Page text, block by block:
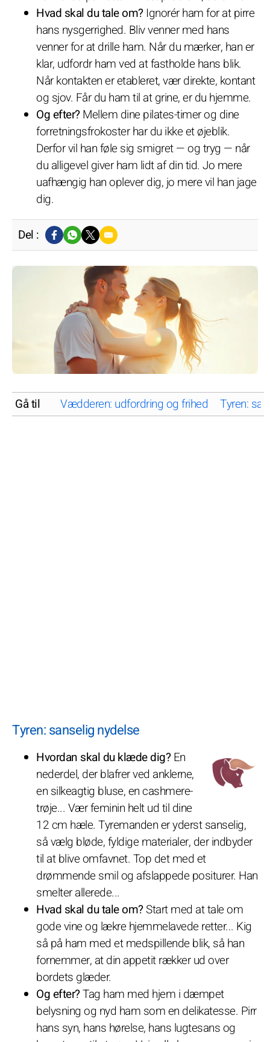
Hvad skal du tale om? Ignorér ham for at pirre
hans nysgerrighed. Bliv venner med hans
venner for at drille ham. Når du mærker, han er
klar, udfordr ham ved at fastholde hans blik.
Når kontakten er etableret, vær direkte, kontant
og sjov. Får du ham til at grine, er du hjemme.
Og efter?Mellem dine pilates-timer og dine
forretningsfrokoster har du ikke et øjeblik.
Derfor vil han føle sig smigret — og tryg — når
du alligevel giver ham lidt af din tid. Jo mere
uafhængig han oplever dig, jo mere vil han jage
dig.
Del :
Gå til Vædderen: udfordring og frihed Tyren:
Tyren: sanselig nydelse
Hvordan skal du klæde dig?En
nederdel, der blafrer ved anklerne,
en silkeagtig bluse, en cashmere-
trøje... Vær feminin helt ud til dine
12 cm hæle. Tyremanden er yderst sanselig,
så vælg bløde, fyldige materialer, der indbyder
til at blive omfavnet. Top det med et
drømmende smil og afslappede positurer. Han
smelter allerede...
Hvad skal du tale om?Start med at tale om
gode vine og lækre hjemmelavede retter... Kig
så på ham med et medspillende blik, så han
fornemmer, at din appetit rækker ud over
bordets glæder.
Og efter?Tag ham med hjem i dæmpet
belysning og nyd ham som en delikatesse. Pirr
hans syn, hans hørelse, hans lugtesans og